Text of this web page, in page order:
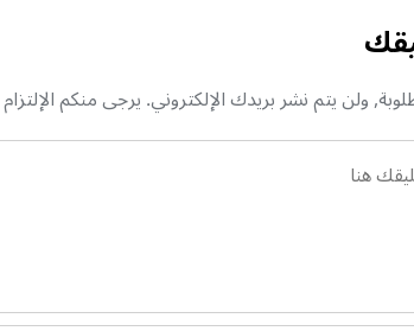
ولن يتم نشر بريدك الإلكتروني. يرجى منكم الإلتزام